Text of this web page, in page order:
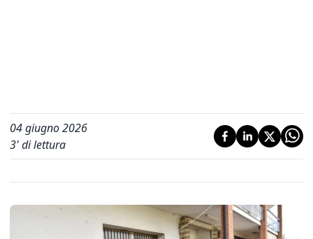
04 giugno 2026
3' di lettura